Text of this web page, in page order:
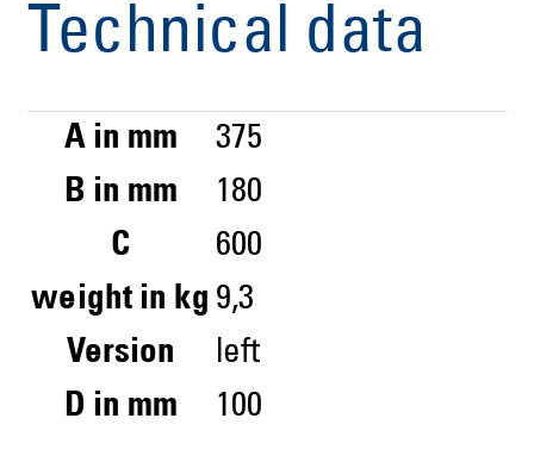
Technical data
A in mm
375
B in mm
180
C
600
weight in kg 9,3
Version
left
D in mm
100